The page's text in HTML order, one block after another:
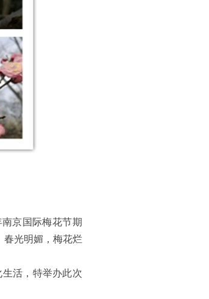
京国际梅花节期
春光明媚，梅花烂
活，特举办此次